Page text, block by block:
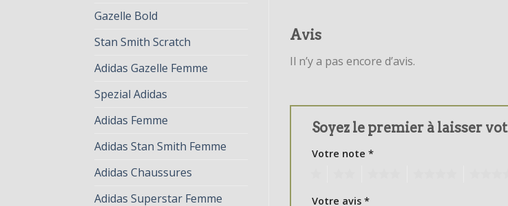
Gazelle Bold
Stan Smith Scratch
Adidas Gazelle Femme
Spezial Adidas
Adidas Femme
Adidas Stan Smith Femme
Adidas Chaussures
Adidas Superstar Femme
Avis
Il n’y a pas encore d’avis.
Soyez le premier à laisser
Votre note *
Votre avis *